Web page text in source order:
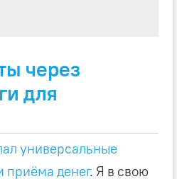
через
для
универсальные
приёма денег. Я в свою